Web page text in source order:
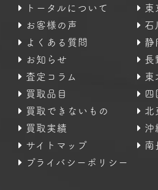
トータルについて
お客様の声
よくある質問
お知らせ
査定コラム
買取品目
買取できないもの
買取実績
サイトマップ
プライバシーポリシー
東
石
静
長
東
四
北
沖
南